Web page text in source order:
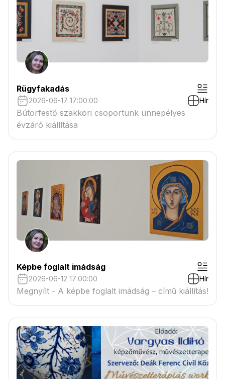
Rügyfakadás
2026-06-17 17:00:00 Hír
Bútorfestő szakköri csoportunk ünnepélyes
évzáró kiállítása
Képbe foglalt imádság
2026-06-12 17:00:00 Hír
Megnyílt - A képbe foglalt imádság – című kiállítás!